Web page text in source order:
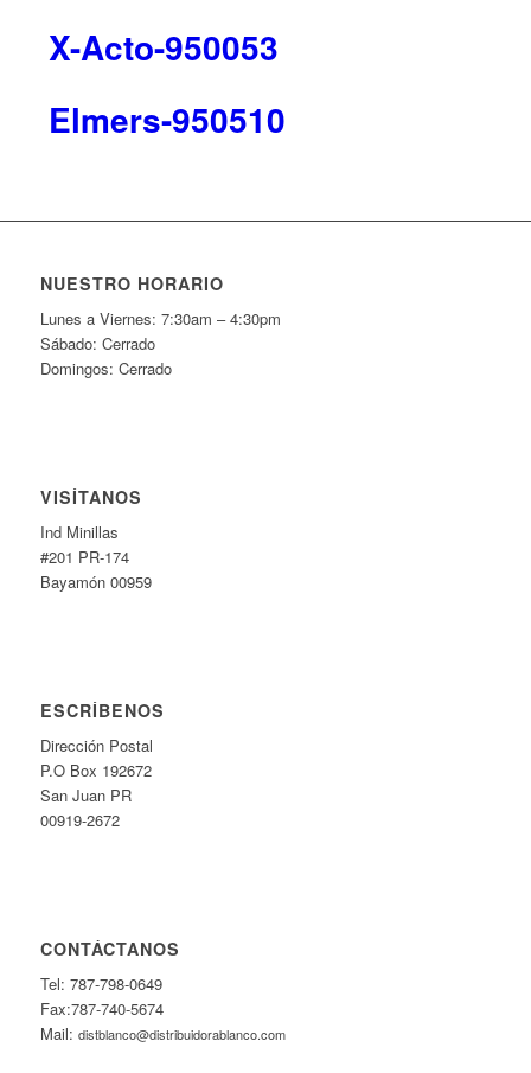
X-Acto-950053
Elmers-950510
NUESTRO HORARIO
Lunes a Viernes: 7:30am – 4:30pm
Sábado: Cerrado
Domingos: Cerrado
VISÍTANOS
Ind Minillas
#201 PR-174
Bayamón 00959
ESCRÍBENOS
Dirección Postal
P.O Box 192672
San Juan PR
00919-2672
CONTÁCTANOS
Tel: 787-798-0649
Fax:787-740-5674
Mail: distblanco@distribuidorablanco.com